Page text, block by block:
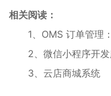
相关阅读：
1、 OMS 订单管理
2、微信小程序开
3、云店商城系统